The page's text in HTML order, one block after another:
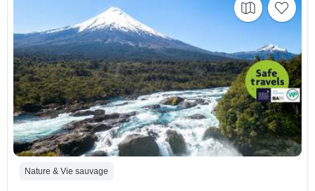
Nature & Vie sauvage